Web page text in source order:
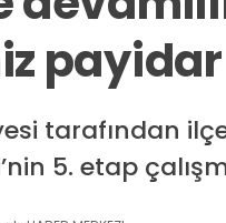
tarafından
5. etap